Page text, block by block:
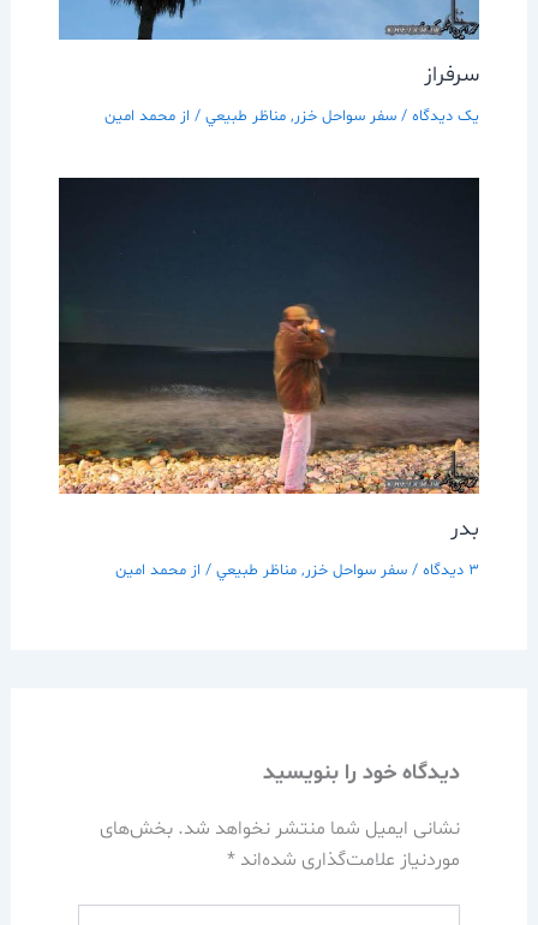
سرفراز
یک دیدگاه / سفر سواحل خزر, مناظر طبيعي/ از محمد امین
بدر
3 دیدگاه / سفر سواحل خزر, مناظر طبيعي/ از محمد امین
دیدگاه‌ خود را بنویسید
نشانی ایمیل شما منتشر نخواهد شد. بخش‌های
موردنیاز علامت‌گذاری شده‌اند *